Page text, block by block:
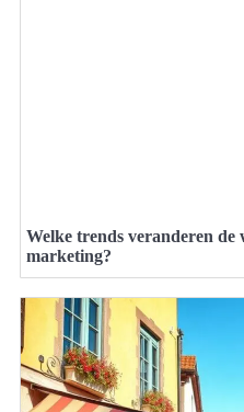
Welke trends veranderen de
marketing?